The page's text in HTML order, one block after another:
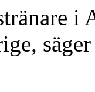
i